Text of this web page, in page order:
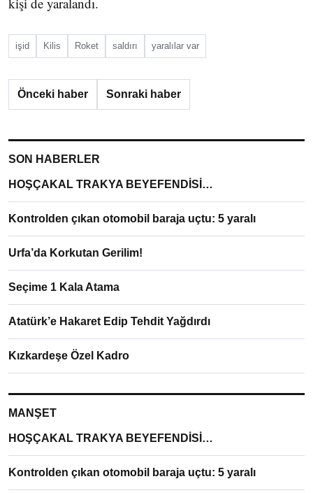
işid Kilis Roket saldırı yaralılar var
Önceki haber Sonraki haber
SON HABERLER
HOŞÇAKAL TRAKYA BEYEFENDİSİ…
Kontrolden çıkan otomobil baraja uçtu: 5 yaralı
Urfa’da Korkutan Gerilim!
Seçime 1 Kala Atama
Atatürk’e Hakaret Edip Tehdit Yağdırdı
Kızkardeşe Özel Kadro
MANŞET
HOŞÇAKAL TRAKYA BEYEFENDİSİ…
Kontrolden çıkan otomobil baraja uçtu: 5 yaralı